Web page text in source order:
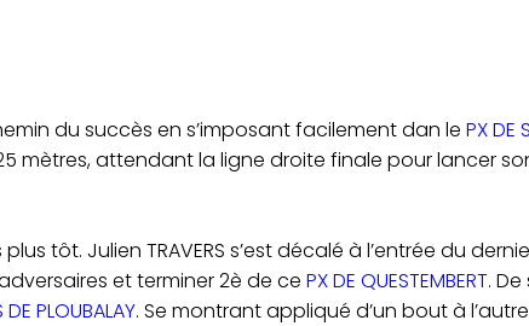
du succès en s’imposant facilement dan le PX DE
mètres, attendant la ligne droite finale pour lancer
tôt. Julien TRAVERS s’est décalé à l’entrée du
et terminer 2è de ce PX DE QUESTEMBERT.
DE PLOUBALAY. Se montrant appliqué d’un bout à